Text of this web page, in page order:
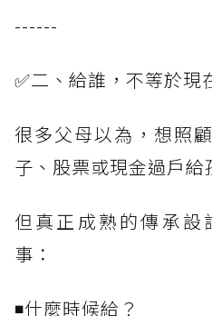
------
✅二、給誰，不等於現
很多父母以為，想照
子、股票或現金過戶給
但真正成熟的傳承設
事：
◾什麼時候給？